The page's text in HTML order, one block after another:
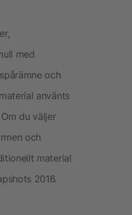
med
och
använts
du väljer
och
material
2016.